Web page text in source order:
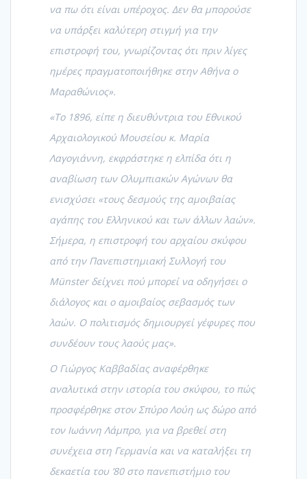
να πω ότι είναι υπέροχος. Δεν θα μπορούσε
να υπάρξει καλύτερη στιγμή για την
επιστροφή του, γνωρίζοντας ότι πριν λίγες
ημέρες πραγματοποιήθηκε στην Αθήνα ο
Μαραθώνιος».
«Το 1896, είπε η διευθύντρια του Εθνικού
Αρχαιολογικού Μουσείου κ. Μαρία
Λαγογιάννη, εκφράστηκε η ελπίδα ότι η
αναβίωση των Ολυμπιακών Αγώνων θα
ενισχύσει «τους δεσμούς της αμοιβαίας
αγάπης του Ελληνικού και των άλλων λαών».
Σήμερα, η επιστροφή του αρχαίου σκύφου
από την Πανεπιστημιακή Συλλογή του
Münster δείχνει πού μπορεί να οδηγήσει ο
διάλογος και ο αμοιβαίος σεβασμός των
λαών. Ο πολιτισμός δημιουργεί γέφυρες που
συνδέουν τους λαούς μας».
Ο Γιώργος Καββαδίας αναφέρθηκε
αναλυτικά στην ιστορία του σκύφου, το πώς
προσφέρθηκε στον Σπύρο Λούη ως δώρο από
τον Ιωάννη Λάμπρο, για να βρεθεί στη
συνέχεια στη Γερμανία και να καταλήξει τη
δεκαετία του ’80 στο πανεπιστήμιο του